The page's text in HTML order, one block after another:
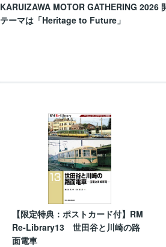
KARUIZAWA MOTOR GATHERING 2026
テーマは「Heritage to Future」
【限定特典：ポストカード付】RM
Re-Library13 世田谷と川崎の路
面電車